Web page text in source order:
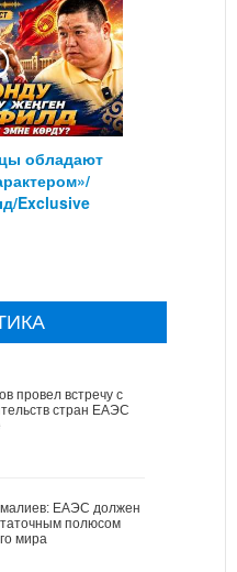
обладают
Exclusive
провел встречу с
стран ЕАЭС
ЕАЭС должен
полюсом
мира